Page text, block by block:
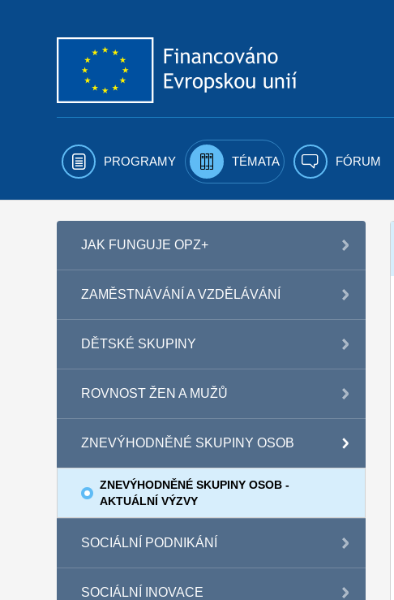
PROGRAMY TÉMATA FÓRUM
JAK FUNGUJE OPZ+
ZAMĚSTNÁVÁNÍ A VZDĚLÁVÁNÍ
DĚTSKÉ SKUPINY
ROVNOST ŽEN A MUŽŮ
ZNEVÝHODNĚNÉ SKUPINY OSOB
ZNEVÝHODNĚNÉ SKUPINY OSOB -
AKTUÁLNÍ VÝZVY
SOCIÁLNÍ PODNIKÁNÍ
SOCIÁLNÍ INOVACE